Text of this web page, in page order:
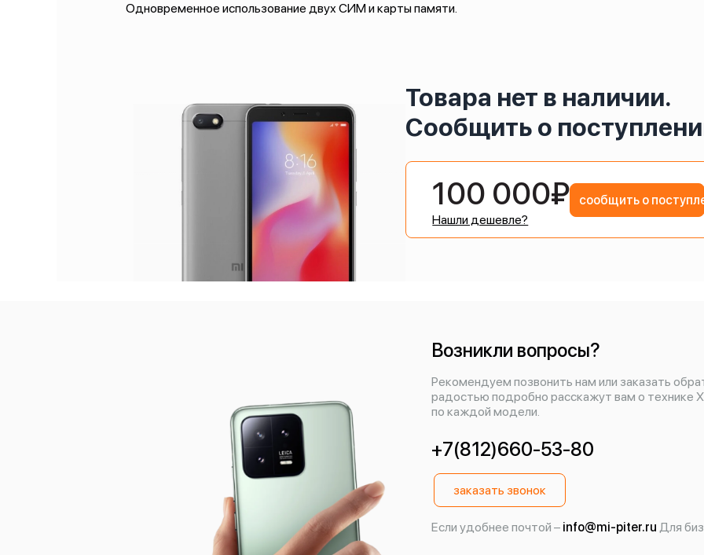
Одновременное использование двух СИМ и карты памяти.
Товара нет в наличии.
Сообщить о
100 000₽
Нашли дешевле?
сообщить о
Возникли вопросы?
Рекомендуем позвонить нам или заказать
радостью подробно расскажут вам о технике
по каждой модели.
+7(812)660-53-80
заказать звонок
Если удобнее почтой – info@mi-piter.ru Для